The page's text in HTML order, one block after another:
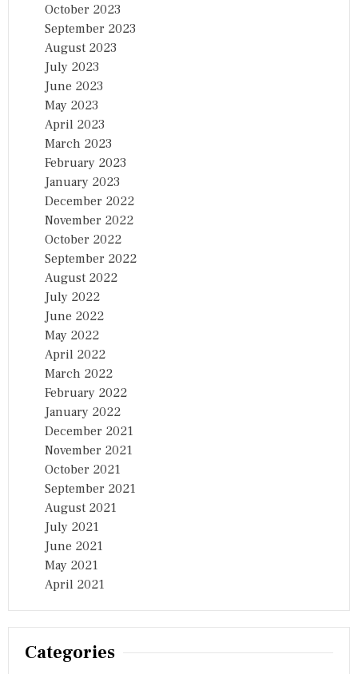
October 2023
September 2023
August 2023
July 2023
June 2023
May 2023
April 2023
March 2023
February 2023
January 2023
December 2022
November 2022
October 2022
September 2022
August 2022
July 2022
June 2022
May 2022
April 2022
March 2022
February 2022
January 2022
December 2021
November 2021
October 2021
September 2021
August 2021
July 2021
June 2021
May 2021
April 2021
Categories